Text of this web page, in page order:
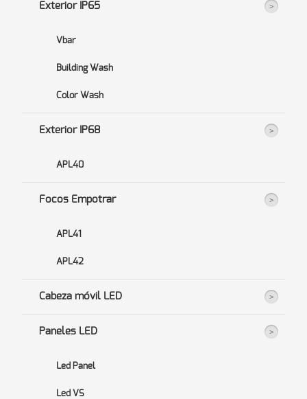
Exterior IP65
Vbar
Building Wash
Color Wash
Exterior IP68
APL40
Focos Empotrar
APL41
APL42
Cabeza móvil LED
Paneles LED
Led Panel
Led VS